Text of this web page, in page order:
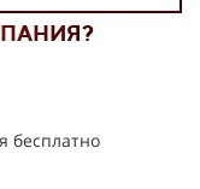
бесплатно